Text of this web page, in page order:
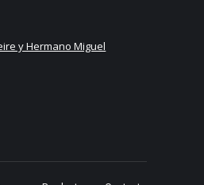
y Hermano Miguel